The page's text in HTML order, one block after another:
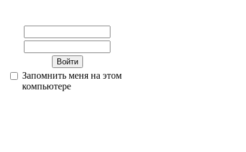
Запомнить меня на этом
компьютере